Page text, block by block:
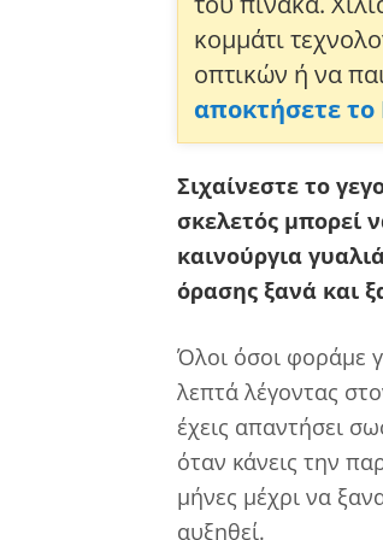
κομμάτι
οπτικών ή να
αποκτήσετε
Σιχαίνεστε το
σκελετός μπορεί
καινούργια
όρασης ξανά και
Όλοι όσοι φοράμε
λεπτά λέγοντας
έχεις απαντήσει
όταν κάνεις την
μήνες μέχρι να
αυξηθεί.